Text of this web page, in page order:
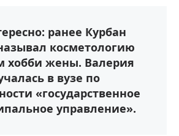
ранее Курбан
косметологию
хобби жены. Валерия
в вузе по
«государственное
управление».